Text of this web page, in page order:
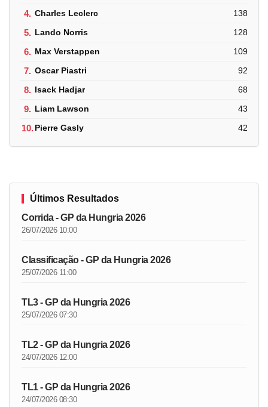
4. Charles Leclerc 138
5. Lando Norris 128
6. Max Verstappen 109
7. Oscar Piastri 92
8. Isack Hadjar 68
9. Liam Lawson 43
10.Pierre Gasly 42
Últimos Resultados
Corrida - GP da Hungria 2026
26/07/2026 10:00
Classificação - GP da Hungria 2026
25/07/2026 11:00
TL3 - GP da Hungria 2026
25/07/2026 07:30
TL2 - GP da Hungria 2026
24/07/2026 12:00
TL1 - GP da Hungria 2026
24/07/2026 08:30